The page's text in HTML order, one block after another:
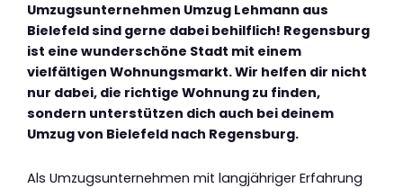
Umzugsunternehmen Umzug Lehmann aus
Bielefeld sind gerne dabei behilflich! Regensburg
ist eine wunderschöne Stadt mit einem
vielfältigen Wohnungsmarkt. Wir helfen dir nicht
nur dabei, die richtige Wohnung zu finden,
sondern unterstützen dich auch bei deinem
Umzug von Bielefeld nach Regensburg.
Als Umzugsunternehmen mit langjähriger Erfahrung